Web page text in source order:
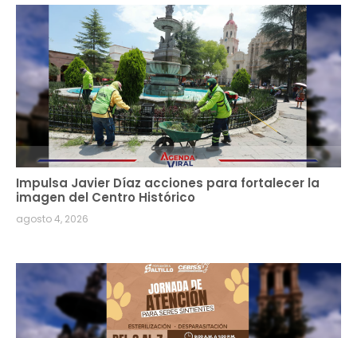
Impulsa Javier Díaz acciones para fortalecer la
imagen del Centro Histórico
agosto 4, 2026